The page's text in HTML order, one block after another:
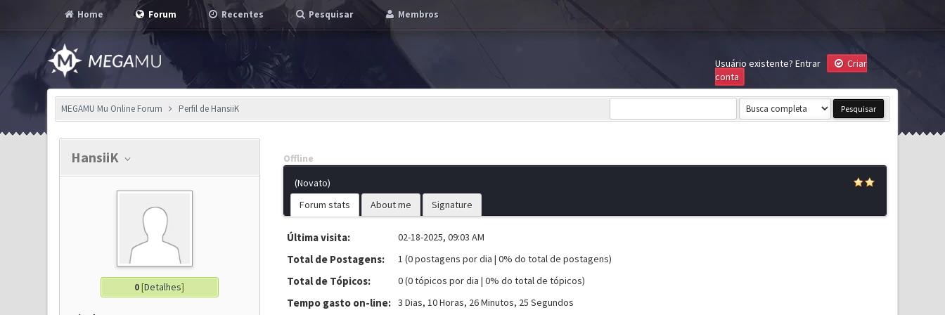
Home Forum Recentes Pesquisar Membros
Usuário existente? Entrar
Criar
conta
MEGAMU Mu Online Forum Perfil de HansiiK
HansiiK
0[Detalhes]
Offline
(Novato)
Forum stats
About me Signature
Última visita: 02-18-2025, 09:03 AM
Total de Postagens: 1 (0 postagens por dia | 0% do total de postagens)
Total de Tópicos: 0 (0 tópicos por dia | 0% do total de tópicos)
Tempo gasto on-line: 3 Dias, 10 Horas, 26 Minutos, 25 Segundos